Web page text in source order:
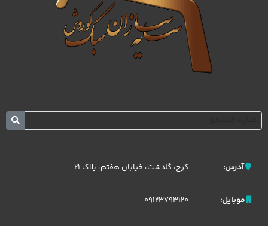
آدرس: کرج، گلدشت، خیابان هفتم، پلاک 21
موبایل: 09123793120